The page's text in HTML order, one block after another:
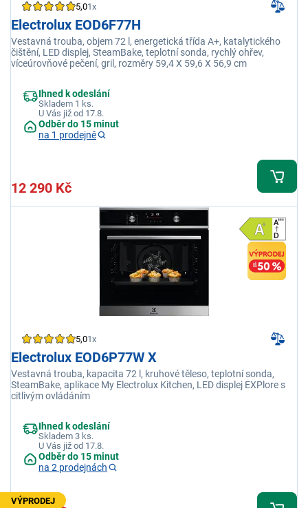
5,01x
Electrolux EOD6F77H
Vestavná trouba, objem 72 l, energetická třída A+, katalytického
čištění, LED displej, SteamBake, teplotní sonda, rychlý ohřev,
víceúrovňové pečení, gril, rozměry 59,4 X 59,6 X 56,9 cm
Ihned k odeslání
Skladem 1 ks.
U Vás již od 17.8.
Odběr do 15 minut
na 1 prodejně
12 290 Kč
5,01x
Electrolux EOD6P77W X
Vestavná trouba, kapacita 72 l, kruhové těleso, teplotní sonda,
SteamBake, aplikace My Electrolux Kitchen, LED displej EXPlore s
citlivým ovládáním
Ihned k odeslání
Skladem 3 ks.
U Vás již od 17.8.
Odběr do 15 minut
na 2 prodejnách
VÝPRODEJ